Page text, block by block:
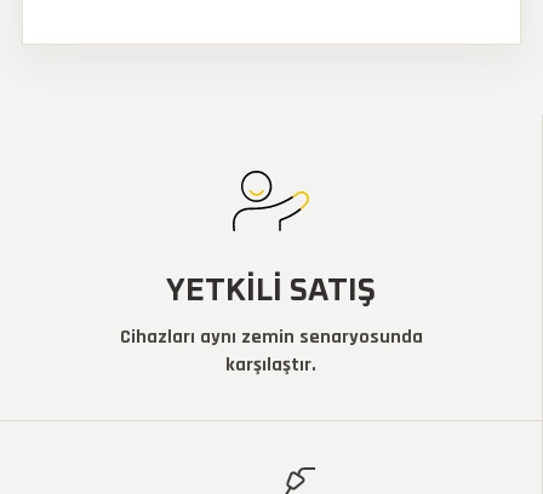
YETKILI SATIŞ
Cihazları aynı zemin senaryosunda
karşılaştır.